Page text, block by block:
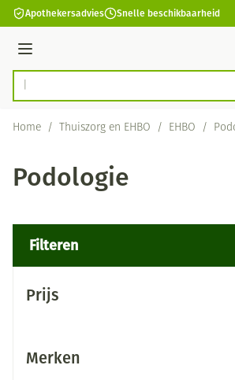
Ga naar de inhoud
Apothekersadvies Snelle beschikbaarheid
Menu
Product, merk, categorie...
Home / Thuiszorg en EHBO / EHBO /
Podologie
Filteren
Prijs
Merken